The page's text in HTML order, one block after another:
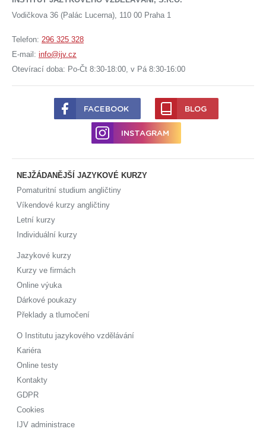
Vodičkova 36 (Palác Lucerna), 110 00 Praha 1
Telefon: 296 325 328
E-mail: info@ijv.cz
Otevírací doba: Po-Čt 8:30-18:00, v Pá 8:30-16:00
NEJŽÁDANĚJŠÍ JAZYKOVÉ KURZY
Pomaturitní studium angličtiny
Víkendové kurzy angličtiny
Letní kurzy
Individuální kurzy
Jazykové kurzy
Kurzy ve firmách
Online výuka
Dárkové poukazy
Překlady a tlumočení
O Institutu jazykového vzdělávání
Kariéra
Online testy
Kontakty
GDPR
Cookies
IJV administrace
FACEBOOK BLOG
INSTAGRAM